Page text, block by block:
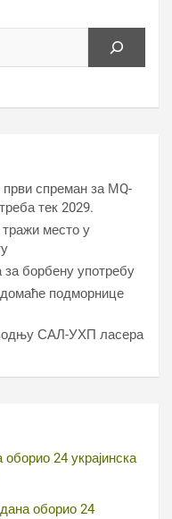
спреман за МQ-
тек 2029.
место у
борбену употребу
подморнице
САЛ-УХП ласера
24 украјинска
оборио 24